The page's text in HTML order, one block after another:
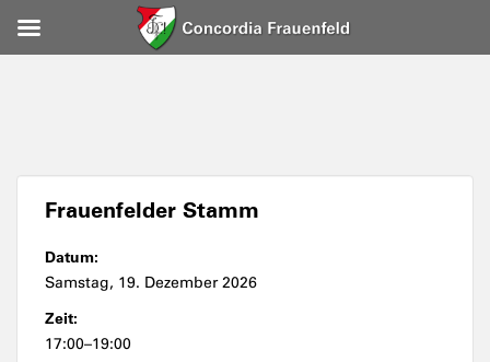
Frauenfelder Stamm
Datum:
Samstag, 19. Dezember 2026
Zeit:
17:00–19:00